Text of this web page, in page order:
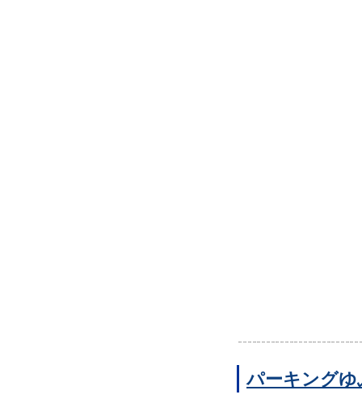
パーキングゆ